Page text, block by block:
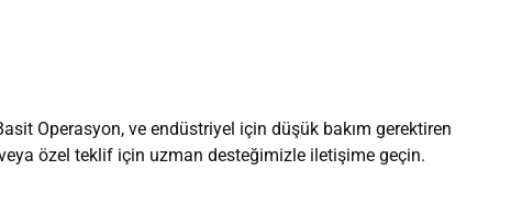
Operasyon, ve endüstriyel için düşük bakım gerektiren
özel teklif için uzman desteğimizle iletişime geçin.